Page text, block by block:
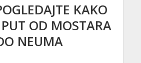
KAKO
OD MOSTARA
NEUMA